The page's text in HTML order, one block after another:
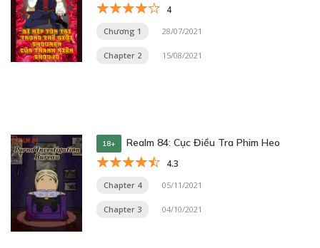
4
Chương 1 28/07/2021
Chapter 2 15/08/2021
18+ Realm 84: Cục Điều Tra Phim Heo
4.3
Chapter 4 05/11/2021
Chapter 3 04/10/2021